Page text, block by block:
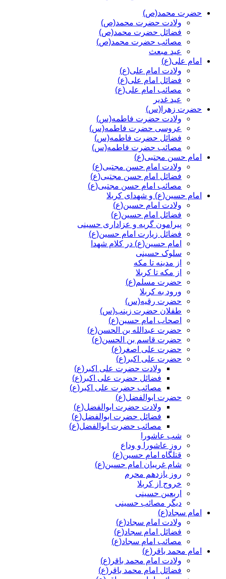
حضرت محمد(ص)
ولادت حضرت محمد(ص)
فضائل حضرت محمد(ص)
مصائب حضرت محمد(ص)
عید مبعث
امام علی(ع)
ولادت امام علی(ع)
فضائل امام علی(ع)
مصائب امام علی(ع)
عید غدیر
حضرت زهرا(س)
ولادت حضرت فاطمه(س)
عروسی حضرت فاطمه(س)
فضائل حضرت فاطمه(س)
مصائب حضرت فاطمه(س)
امام حسن مجتبی(ع)
ولادت امام حسن مجتبی(ع)
فضائل امام حسن مجتبی(ع)
مصائب امام حسن مجتبی(ع)
امام حسین(ع) و شهدای کربلا
ولادت امام حسین(ع)
فضائل امام حسین(ع)
پیرامون گریه و عزاداری حسینی
فضائل زیارت امام حسین(ع)
امام حسین(ع) در کلام شهدا
سلوک حسینی
از مدینه تا مکه
از مکه تا کربلا
حضرت مسلم(ع)
ورود به کربلا
حضرت رقیه(س)
طفلان حضرت زینب(س)
اصحاب امام حسین(ع)
حضرت عبدالله بن الحسن(ع)
حضرت قاسم بن الحسن(ع)
حضرت علی اصغر(ع)
حضرت علی اکبر(ع)
ولادت حضرت علی اکبر(ع)
فضائل حضرت علی اکبر(ع)
مصائب حضرت علی اکبر(ع)
حضرت ابوالفضل(ع)
ولادت حضرت ابوالفضل(ع)
فضائل حضرت ابوالفضل(ع)
مصائب حضرت ابوالفضل(ع)
شب عاشورا
روز عاشورا و وداع
قتلگاه امام حسین(ع)
شام غریبان امام حسین(ع)
روز یازدهم محرم
خروج از کربلا
اربعین حسینی
دیگر مصائب حسینی
امام سجاد(ع)
ولادت امام سجاد(ع)
فضائل امام سجاد(ع)
مصائب امام سجاد(ع)
امام محمد باقر(ع)
ولادت امام محمد باقر(ع)
فضائل امام محمد باقر(ع)